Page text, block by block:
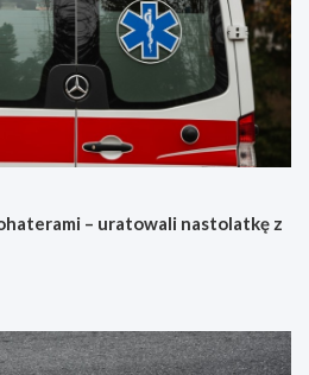
– uratowali nastolatkę z